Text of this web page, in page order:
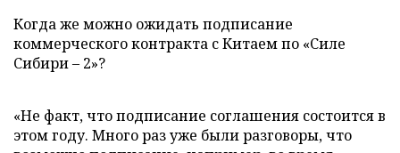
Когда же можно ожидать подписание
коммерческого контракта с Китаем по «Силе
Сибири – 2»?
«Не факт, что подписание соглашения состоится в
этом году. Много раз уже были разговоры, что